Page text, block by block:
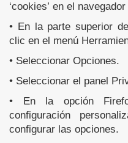
‘cookies’ en el
• En la parte superior
clic en el menú
• Seleccionar Opciones.
• Seleccionar el panel
• En la opción
configuración
configurar las opciones.